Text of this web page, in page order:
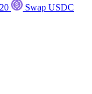
Swap USDC